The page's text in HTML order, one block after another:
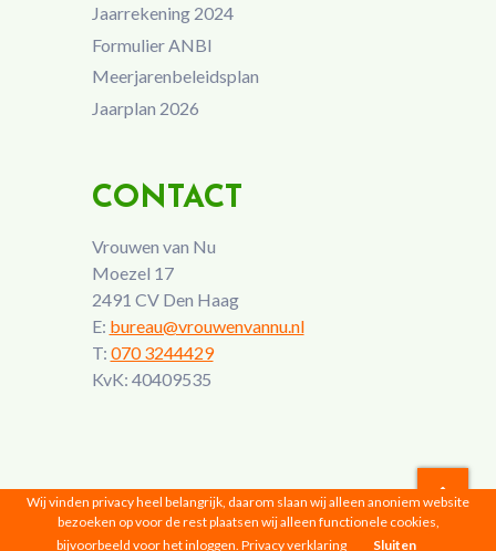
Jaarrekening 2024
Formulier ANBI
Meerjarenbeleidsplan
Jaarplan 2026
CONTACT
Vrouwen van Nu
Moezel 17
2491 CV Den Haag
E: bureau@vrouwenvannu.nl
T: 070 3244429
KvK: 40409535
Vrouwen van Nu © 2026 |Privacyverklaring
Wij vinden privacy heel belangrijk, daarom slaan wij alleen anoniem website
bezoeken op voor de rest plaatsen wij alleen functionele cookies,
bijvoorbeeld voor het inloggen. Privacy verklaring Sluiten